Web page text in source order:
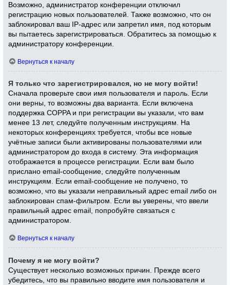
Возможно, администратор конференции отключил
регистрацию новых пользователей. Также возможно, что он
заблокировал ваш IP-адрес или запретил имя, под которым
вы пытаетесь зарегистрироваться. Обратитесь за помощью к
администратору конференции.
Вернуться к началу
Я только что зарегистрировался, но не могу войти!
Сначала проверьте свои имя пользователя и пароль. Если
они верны, то возможны два варианта. Если включена
поддержка COPPA и при регистрации вы указали, что вам
менее 13 лет, следуйте полученным инструкциям. На
некоторых конференциях требуется, чтобы все новые
учётные записи были активированы пользователями или
администратором до входа в систему. Эта информация
отображается в процессе регистрации. Если вам было
прислано email-сообщение, следуйте полученным
инструкциям. Если email-сообщение не получено, то
возможно, что вы указали неправильный адрес email либо он
заблокирован спам-фильтром. Если вы уверены, что ввели
правильный адрес email, попробуйте связаться с
администратором.
Вернуться к началу
Почему я не могу войти?
Существует несколько возможных причин. Прежде всего
убедитесь, что вы правильно вводите имя пользователя и